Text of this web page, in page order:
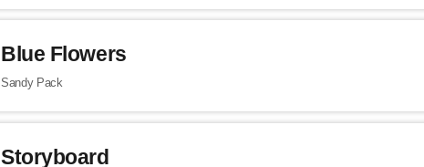
Blue Flowers
Sandy Pack
Storyboard